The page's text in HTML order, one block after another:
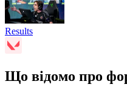
Results
Що відомо про